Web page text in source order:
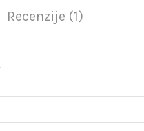
Recenzije (1)